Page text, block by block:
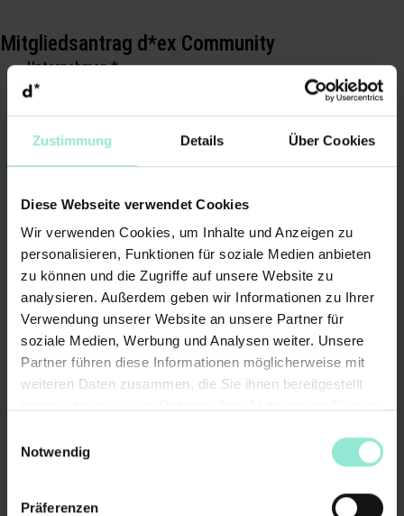
Zustimmung Details Über Cookies
Diese Webseite verwendet Cookies
Wir verwenden Cookies, um Inhalte und Anzeigen zu
personalisieren, Funktionen für soziale Medien anbieten
zu können und die Zugriffe auf unsere Website zu
analysieren. Außerdem geben wir Informationen zu Ihrer
Verwendung unserer Website an unsere Partner für
soziale Medien, Werbung und Analysen weiter. Unsere
Partner führen diese Informationen möglicherweise mit
weiteren Daten zusammen, die Sie ihnen bereitgestellt
Notwendig
Präferenzen
Mitgliedsantrag d*ex Community
Unternehmen*
Anrede
*
Vorname
Bitte fülle die Pflichtfelder aus.
Nachname
Straße *
Bitte fülle die Pflichtfelder